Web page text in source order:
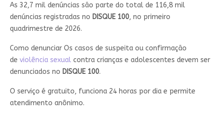
As 32,7 mil denúncias são parte do total de 116,8 mil
denúncias registradas no DISQUE 100, no primeiro
quadrimestre de 2026.
Como denunciar Os casos de suspeita ou confirmação
de violência sexualcontra crianças e adolescentes devem ser
denunciados no DISQUE 100.
O serviço é gratuito, funciona 24 horas por dia e permite
atendimento anônimo.